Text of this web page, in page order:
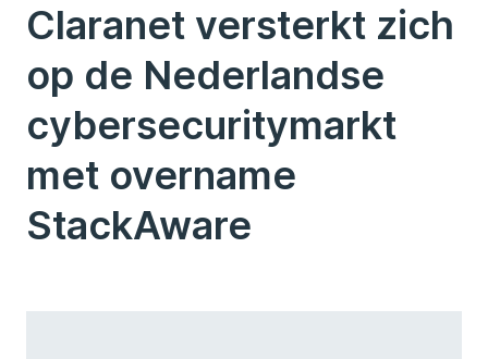
Claranet versterkt zich
op de Nederlandse
cybersecuritymarkt
met overname
StackAware